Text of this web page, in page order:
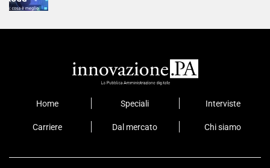
Home Speciali Interviste
Carriere Dal mercato Chi siamo